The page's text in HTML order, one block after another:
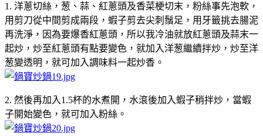
1. 洋蔥切絲，葱、蒜、紅蔥頭及香菜梗切末，粉絲事先泡軟，
用剪刀從中間剪成兩段，蝦子剪去尖刺鬚足，用牙籤挑去腸泥
再洗淨，因為要爆香紅蔥頭，所以我冷油就放紅蔥頭及蒜末一
起炒，炒至紅蔥頭有點要變色，就加入洋葱繼續拌炒，炒至洋
葱變透明，就可加入調味料一起炒香。
2. 然後再加入1.5杯的水煮開，水滾後加入蝦子稍拌炒，當蝦
子開始變色，就可加入粉絲。